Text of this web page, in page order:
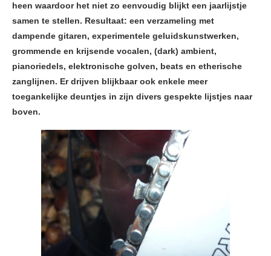
heen waardoor het niet zo eenvoudig blijkt een jaarlijstje
samen te stellen. Resultaat: een verzameling met
dampende gitaren, experimentele geluidskunstwerken,
grommende en krijsende vocalen, (dark) ambient,
pianoriedels, elektronische golven, beats en etherische
zanglijnen. Er drijven blijkbaar ook enkele meer
toegankelijke deuntjes in zijn divers gespekte lijstjes naar
boven.